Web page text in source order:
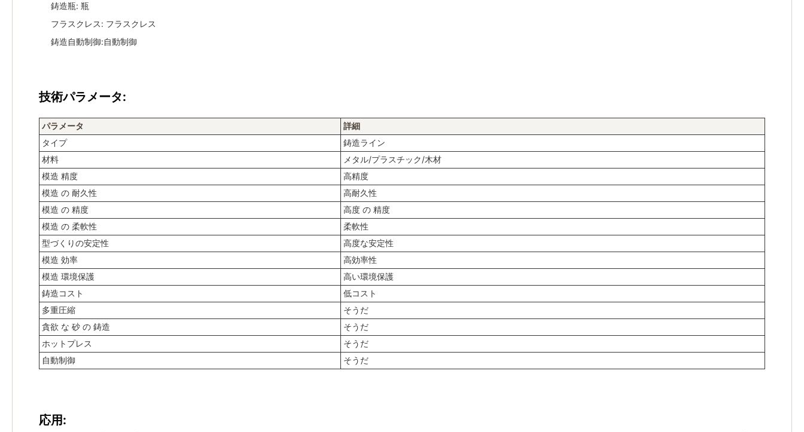
鋳造瓶: 瓶
フラスクレス: フラスクレス
鋳造自動制御:自動制御
技術パラメータ:
パラメータ
詳細
タイプ
鋳造ライン
材料
メタル/プラスチック/木材
模造 精度
高精度
模造 の 耐久性
高耐久性
模造 の 精度
高度 の 精度
模造 の 柔軟性
柔軟性
型づくりの安定性
高度な安定性
模造 効率
高効率性
模造 環境保護
高い環境保護
鋳造コスト
低コスト
多重圧縮
そうだ
貪欲 な 砂 の 鋳造
そうだ
ホットプレス
そうだ
自動制御
そうだ
応用: